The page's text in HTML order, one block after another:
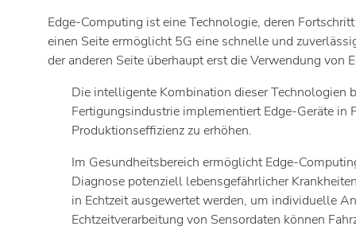
Edge-Computing ist eine Technologie, deren
einen Seite ermöglicht 5G eine schnelle und
der anderen Seite überhaupt erst die Verwendung von
Die intelligente Kombination dieser Technologien
Fertigungsindustrie implementiert Edge-Geräte in
Produktionseffizienz zu erhöhen.
Im Gesundheitsbereich ermöglicht Edge-
Diagnose potenziell lebensgefährlicher
in Echtzeit ausgewertet werden, um individuelle
Echtzeitverarbeitung von Sensordaten können